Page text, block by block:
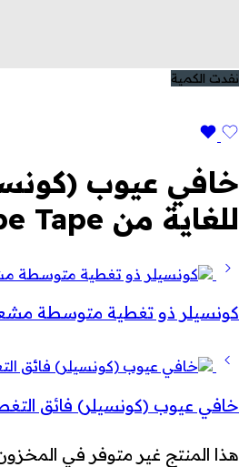
نفدت الكمية
خافي عيوب
للغاية من Shape Tape™
كونسيلر ذو تغطية متوسطة
خافي عيوب (كونسيلر) فائق
هذا المنتج غير متوفر في